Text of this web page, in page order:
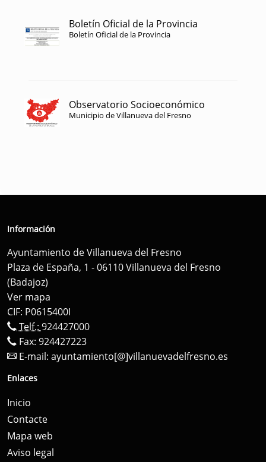
Boletín Oficial de la Provincia
Boletín Oficial de la Provincia
Observatorio Socioeconómico
Municipio de Villanueva del Fresno
Información
Ayuntamiento de Villanueva del Fresno
Plaza de España, 1 - 06110 Villanueva del Fresno
(Badajoz)
Ver mapa
CIF: P0615400I
Telf.: 924427000
Fax: 924427223
E-mail: ayuntamiento[@]villanuevadelfresno.es
Enlaces
Inicio
Contacte
Mapa web
Aviso legal